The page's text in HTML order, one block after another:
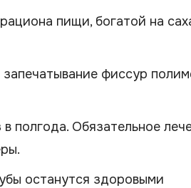
пищи, богатой на
фиссур
полгода. Обязательное
останутся здоровыми